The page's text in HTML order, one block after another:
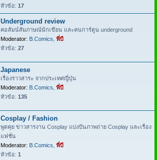
หัวข้อ: 17
Underground review
คอลัมน์สัมภาษณ์นักเขียน และคนการ์ตูน underground
Moderator: B.Comics พี่บี
หัวข้อ: 27
Japanese
เรื่องราวสาระ จากประเทศญี่ปุ่น
Moderator: B.Comics พี่บี
หัวข้อ: 135
Cosplay / Fashion
พูดคุย ข่าวสารงาน Cosplay แบ่งปันภาพถ่าย Cosplay และเรื่อง
แฟชั่น
Moderator: B.Comics พี่บี
หัวข้อ: 1